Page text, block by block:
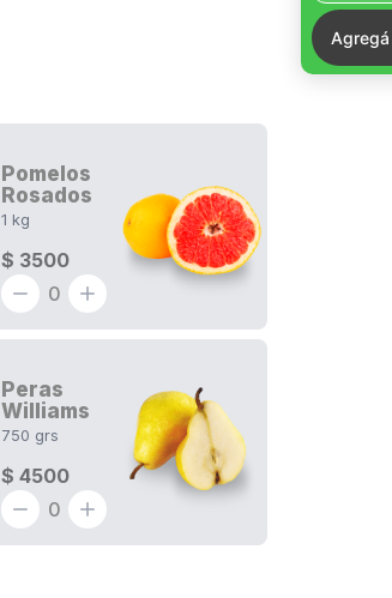
Pomelos
Rosados
1 kg
$ 3500
0
Peras
Williams
750 grs
$ 4500
0